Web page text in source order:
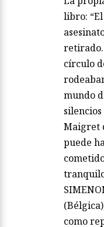
libro:
círculo
mundo
Maigret
puede
tranquilo
como